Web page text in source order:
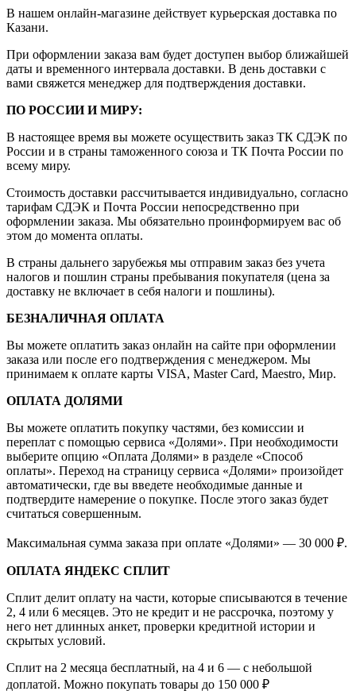
В нашем онлайн-магазине действует курьерская доставка по
Казани.
При оформлении заказа вам будет доступен выбор ближайшей
даты и временного интервала доставки. В день доставки с
вами свяжется менеджер для подтверждения доставки.
ПО РОССИИ И МИРУ:
В настоящее время вы можете осуществить заказ ТК СДЭК по
России и в страны таможенного союза и ТК Почта России по
всему миру.
Стоимость доставки рассчитывается индивидуально, согласно
тарифам СДЭК и Почта России непосредственно при
оформлении заказа. Мы обязательно проинформируем вас об
этом до момента оплаты.
В страны дальнего зарубежья мы отправим заказ без учета
налогов и пошлин страны пребывания покупателя (цена за
доставку не включает в себя налоги и пошлины).
БЕЗНАЛИЧНАЯ ОПЛАТА
Вы можете оплатить заказ онлайн на сайте при оформлении
заказа или после его подтверждения с менеджером. Мы
принимаем к оплате карты VISA, Master Card, Maestro, Мир.
ОПЛАТА ДОЛЯМИ
Вы можете оплатить покупку частями, без комиссии и
переплат с помощью сервиса «Долями». При необходимости
выберите опцию «Оплата Долями» в разделе «Способ
оплаты». Переход на страницу сервиса «Долями» произойдет
автоматически, где вы введете необходимые данные и
подтвердите намерение о покупке. После этого заказ будет
считаться совершенным.
Максимальная сумма заказа при оплате «Долями» — 30 000 ₽.
ОПЛАТА ЯНДЕКС СПЛИТ
Сплит делит оплату на части, которые списываются в течение
2, 4 или 6 месяцев. Это не кредит и не рассрочка, поэтому у
него нет длинных анкет, проверки кредитной истории и
скрытых условий.
Сплит на 2 месяца бесплатный, на 4 и 6 — с небольшой
доплатой. Можно покупать товары до 150 000 ₽